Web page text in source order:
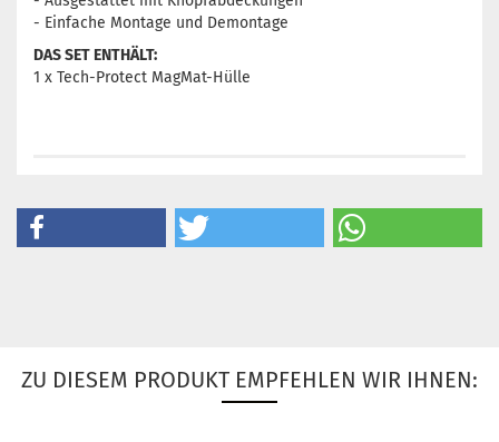
- Einfache Montage und Demontage
DAS SET ENTHÄLT:
1 x Tech-Protect MagMat-Hülle
ZU DIESEM PRODUKT EMPFEHLEN WIR IHNEN: